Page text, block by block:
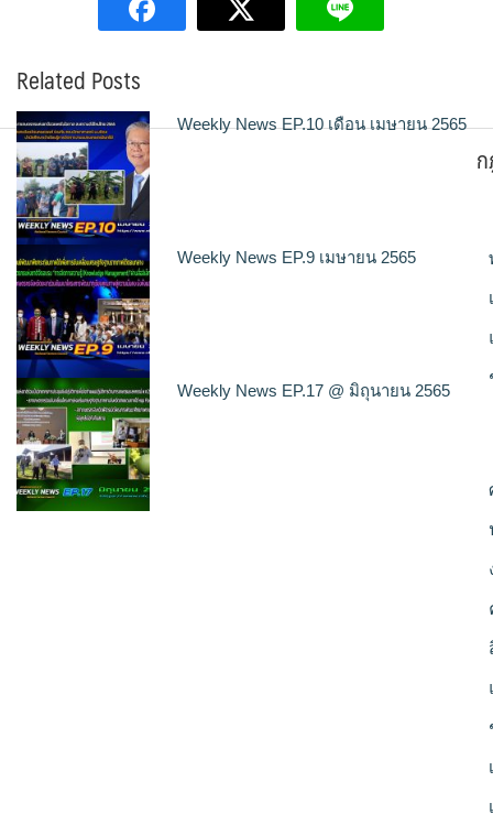
Related Posts
Weekly News EP.10 เดือน เมษายน 2565
Weekly News EP.9 เมษายน 2565
Weekly News EP.17 @ มิถุนายน 2565